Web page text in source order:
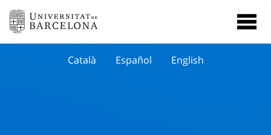
Català Español English